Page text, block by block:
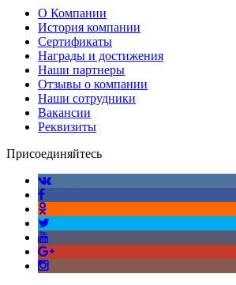
О Компании
История компании
Сертификаты
Награды и достижения
Наши партнеры
Отзывы о компании
Наши сотрудники
Вакансии
Реквизиты
Присоединяйтесь